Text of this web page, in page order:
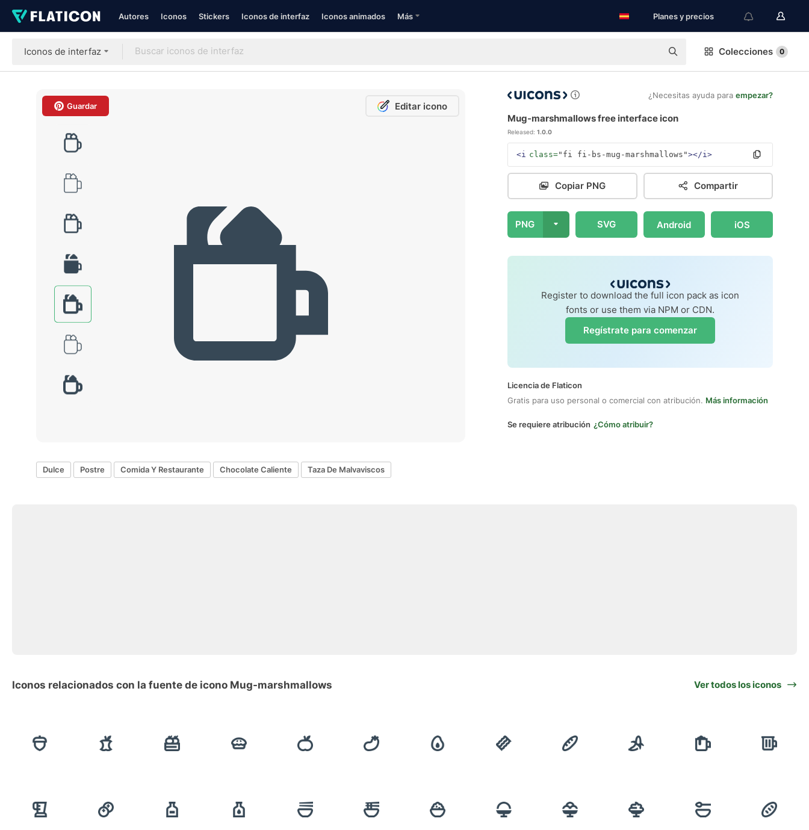
Autores Iconos Stickers Iconos de interfaz Iconos animados Más Planes y precios
Iconos de interfaz Colecciones 0
Guardar Editar icono
¿Necesitas ayuda para empezar?
Mug-marshmallows free interface icon
Released: 1.0.0
<i class="fi fi-bs-mug-marshmallows"></i>
Copiar PNG Compartir
PNG SVG Android iOS
Register to download the full icon pack as icon
fonts or use them via NPM or CDN.
Regístrate para comenzar
Licencia de Flaticon
Gratis para uso personal o comercial con atribución. Más información
Se requiere atribución ¿Cómo atribuir?
Dulce Postre Comida Y Restaurante Chocolate Caliente Taza De Malvaviscos
Iconos relacionados con la fuente de icono Mug-marshmallows Ver todos los iconos